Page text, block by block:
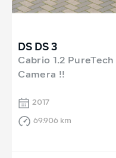
DS DS 3
Cabrio 1.2
Camera !!
2017
69.906 km